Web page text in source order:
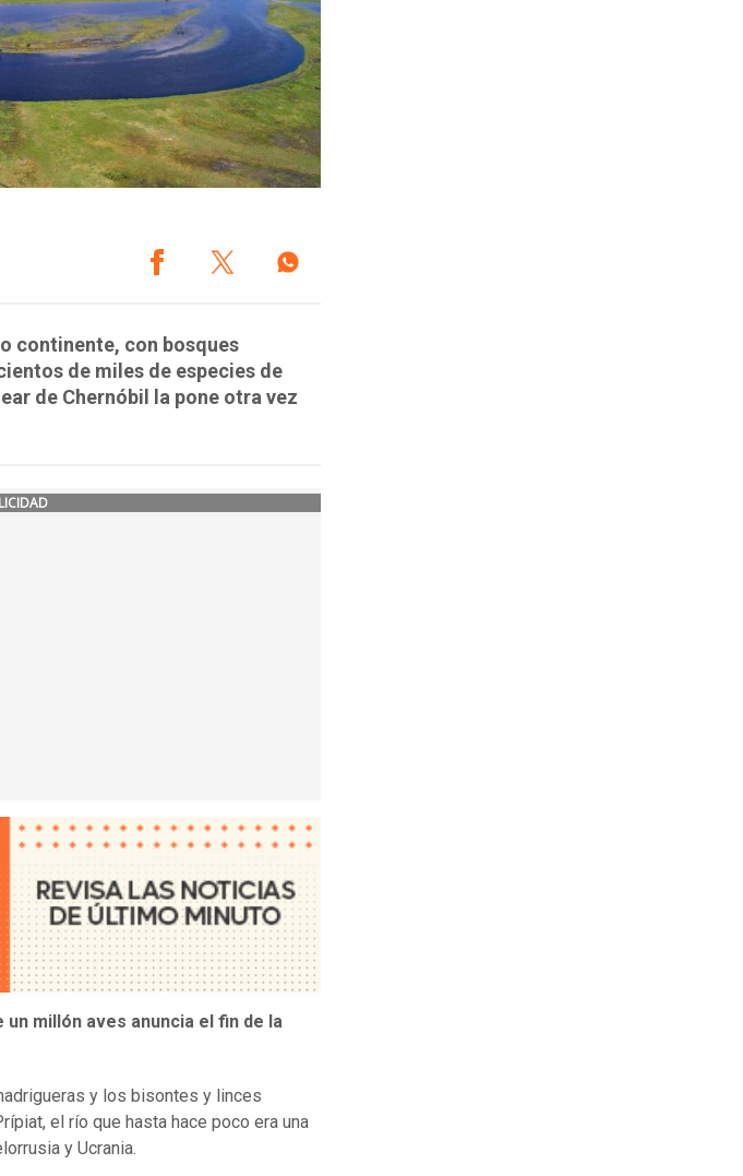
continente, con bosques
de miles de especies de
de Chernóbil la pone otra vez
un millón aves anuncia el fin de la
y los bisontes y linces
el río que hasta hace poco era una
y Ucrania.